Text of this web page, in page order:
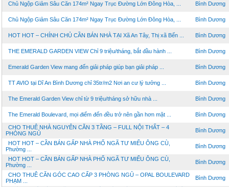
Chủ Ngộp Giảm Sâu Căn 174m² Ngay Trục Đường Lớn Đông Hòa, ... Bình Dương
Chủ Ngộp Giảm Sâu Căn 174m² Ngay Trục Đường Lớn Đông Hòa, ... Bình Dương
HOT HOT – CHÍNH CHỦ CẦN BÁN NHÀ TẠI Xã An Tây, Thị xã Bến ... Bình Dương
THE EMERALD GARDEN VIEW Chỉ 9 triệu/tháng, bắt đầu hành ... Bình Dương
Emerald Garden View mang đến giải pháp giúp bạn giải pháp ... Bình Dương
TT AVIO tại Dĩ An Bình Dương chỉ 35tr/m2 Nơi an cư lý tưởng ... Bình Dương
The Emerald Garden View chỉ từ 9 triệu/tháng sở hữu nhà ... Bình Dương
The Emerald Boulevard, mọi điểm đến đều trở nên gần hơn mặt ... Bình Dương
CHO THUÊ NHÀ NGUYÊN CĂN 3 TẦNG – FULL NỘI THẤT – 4
PHÒNG NGỦ
Bình Dương
HOT HOT – CẦN BÁN GẤP NHÀ PHỐ NGÃ TƯ MIẾU ÔNG CÙ,
Phường ...
Bình Dương
HOT HOT – CẦN BÁN GẤP NHÀ PHỐ NGÃ TƯ MIẾU ÔNG CÙ,
Phường ...
Bình Dương
CHO THUÊ CĂN GÓC CAO CẤP 3 PHÒNG NGỦ – OPAL BOULEVARD
PHẠM ...
Bình Dương